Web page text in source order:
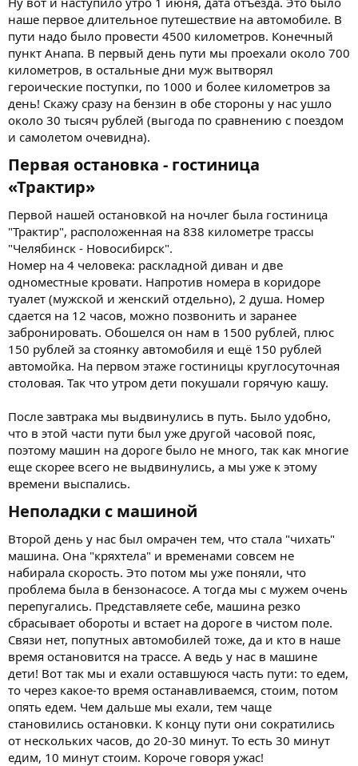
наше первое длительное путешествие на автомобиле. В
пути надо было провести 4500 километров. Конечный
пункт Анапа. В первый день пути мы проехали около 700
километров, в остальные дни муж вытворял
героические поступки, по 1000 и более километров за
день! Скажу сразу на бензин в обе стороны у нас ушло
около 30 тысяч рублей (выгода по сравнению с поездом
и самолетом очевидна).
Первая остановка - гостиница
«Трактир»​
Первой нашей остановкой на ночлег была гостиница
"Трактир", расположенная на 838 километре трассы
"Челябинск - Новосибирск".
Номер на 4 человека: раскладной диван и две
одноместные кровати. Напротив номера в коридоре
туалет (мужской и женский отдельно), 2 душа. Номер
сдается на 12 часов, можно позвонить и заранее
забронировать. Обошелся он нам в 1500 рублей, плюс
150 рублей за стоянку автомобиля и ещё 150 рублей
автомойка. На первом этаже гостиницы круглосуточная
столовая. Так что утром дети покушали горячую кашу.
После завтрака мы выдвинулись в путь. Было удобно,
что в этой части пути был уже другой часовой пояс,
поэтому машин на дороге было не много, так как многие
еще скорее всего не выдвинулись, а мы уже к этому
времени выспались.
Неполадки с машиной​
Второй день у нас был омрачен тем, что стала "чихать"
машина. Она "кряхтела" и временами совсем не
набирала скорость. Это потом мы уже поняли, что
проблема была в бензонасосе. А тогда мы с мужем очень
перепугались. Представляете себе, машина резко
сбрасывает обороты и встает на дороге в чистом поле.
Связи нет, попутных автомобилей тоже, да и кто в наше
время остановится на трассе. А ведь у нас в машине
дети! Вот так мы и ехали оставшуюся часть пути: то едем,
то через какое-то время останавливаемся, стоим, потом
опять едем. Чем дальше мы ехали, тем чаще
становились остановки. К концу пути они сократились
от нескольких часов, до 20-30 минут. То есть 30 минут
едим, 10 минут стоим. Короче говоря ужас!